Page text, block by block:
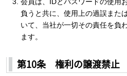
会員は、IDとパスワードの使用
負うと共に、使用上の過誤また
いて、当社が一切その責任を負
ます。
第10条 権利の譲渡禁止